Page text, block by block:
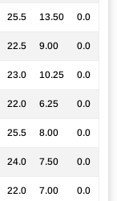
25.5 13.50 0.0
22.5 9.00 0.0
23.0 10.25 0.0
22.0 6.25 0.0
25.5 8.00 0.0
24.0 7.50 0.0
22.0 7.00 0.0